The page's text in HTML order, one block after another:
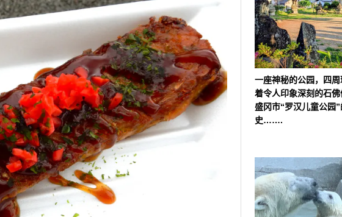
一座神秘的公园，四周
着令人印象深刻的石佛
盛冈市“罗汉儿童公园
史…….